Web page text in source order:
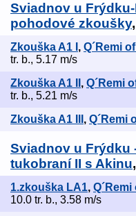
Sviadnov u
pohodové zkoušky
Zkouška A1 I , Q´Remi
tr. b., 5.17 m/s
Zkouška A1 II , Q´Remi
tr. b., 5.21 m/s
Zkouška A1 III , Q´Remi
Sviadnov u Frýdku
tukobraní II s Akinu
1.zkouška LA1,
10.0 tr. b., 3.58 m/s